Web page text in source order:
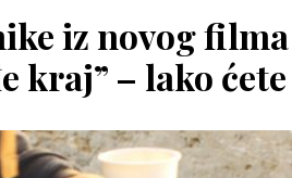
iz novog
kraj” – lako